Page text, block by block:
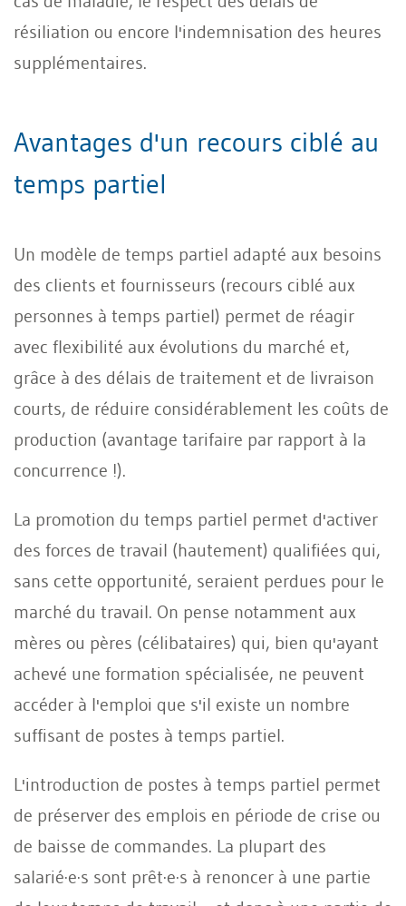
résiliation ou encore l'indemnisation des heures
supplémentaires.
Avantages d'un recours ciblé au
temps partiel
Un modèle de temps partiel adapté aux besoins
des clients et fournisseurs (recours ciblé aux
personnes à temps partiel) permet de réagir
avec flexibilité aux évolutions du marché et,
grâce à des délais de traitement et de livraison
courts, de réduire considérablement les coûts de
production (avantage tarifaire par rapport à la
concurrence !).
La promotion du temps partiel permet d'activer
des forces de travail (hautement) qualifiées qui,
sans cette opportunité, seraient perdues pour le
marché du travail. On pense notamment aux
mères ou pères (célibataires) qui, bien qu'ayant
achevé une formation spécialisée, ne peuvent
accéder à l'emploi que s'il existe un nombre
suffisant de postes à temps partiel.
L'introduction de postes à temps partiel permet
de préserver des emplois en période de crise ou
de baisse de commandes. La plupart des
salarié·e·s sont prêt·e·s à renoncer à une partie